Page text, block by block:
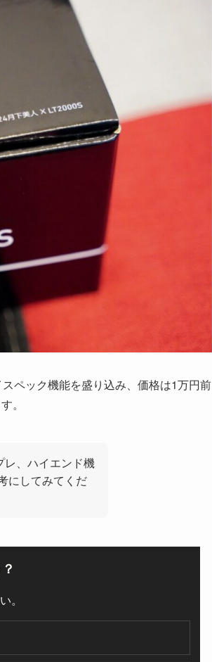
ペック機能を盛り込み、価格は1万円前
。
レ、ハイエンド機
にしてみてくだ
。